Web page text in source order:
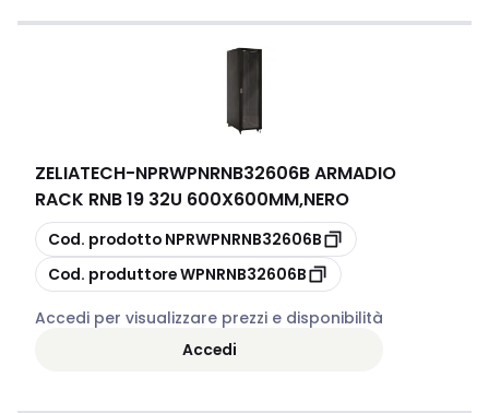
ZELIATECH-NPRWPNRNB32606B ARMADIO
RACK RNB 19 32U 600X600MM,NERO
copia
Cod. prodotto NPRWPNRNB32606B
copia
Cod. produttoreWPNRNB32606B
Accedi per visualizzare prezzi e disponibilità
Accedi